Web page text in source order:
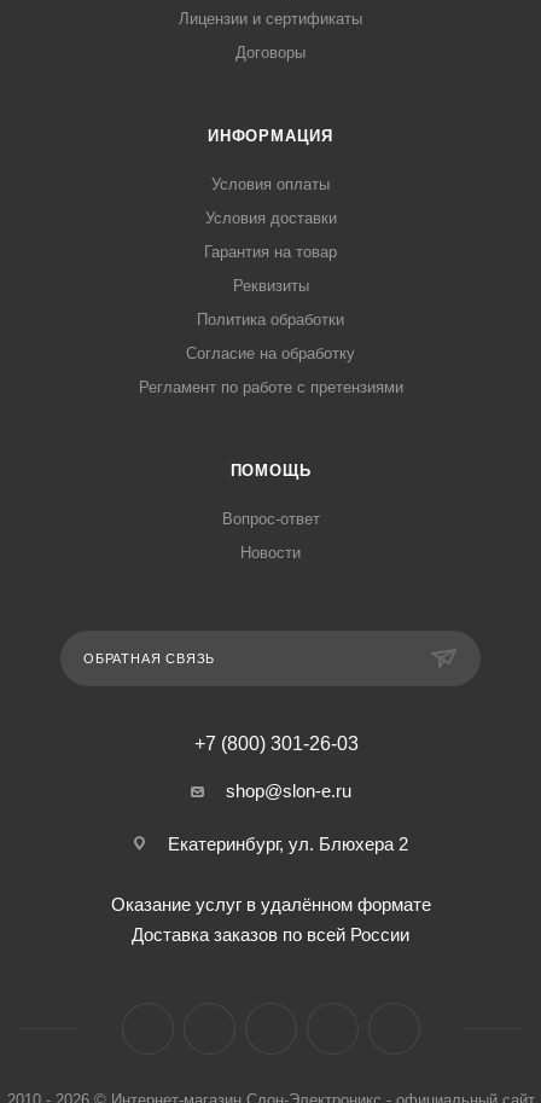
Лицензии и сертификаты
Договоры
ИНФОРМАЦИЯ
Условия оплаты
Условия доставки
Гарантия на товар
Реквизиты
Политика обработки
Согласие на обработку
Регламент по работе с претензиями
ПОМОЩЬ
Вопрос-ответ
Новости
ОБРАТНАЯ СВЯЗЬ
+7 (800) 301-26-03
shop@slon-e.ru
Екатеринбург, ул. Блюхера 2
Оказание услуг в удалённом формате
Доставка заказов по всей России